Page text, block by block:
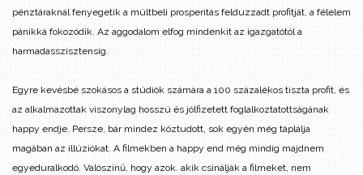
pénztáraknál fenyegetik a múltbeli prosperitás felduzzadt profitját, a félelem
pánikká fokozódik. Az aggodalom elfog mindenkit az igazgatótól a
harmadasszisztensig.
Egyre kevésbé szokásos a stúdiók számára a 100 százalékos tiszta profit, és
az alkalmazottak viszonylag hosszú és jólfizetett foglalkoztatottságának
happy endje. Persze, bár mindez köztudott, sok egyén még táplálja
magában az illúziókat. A filmekben a happy end még mindig majdnem
egyeduralkodó. Valószínű, hogy azok. akik csinálják a filmeket, nem